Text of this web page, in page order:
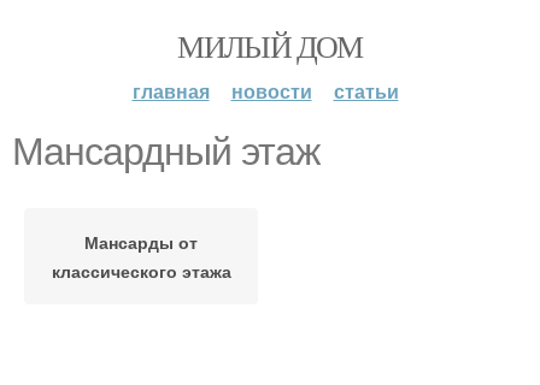
МИЛЫЙ ДОМ
главная новости статьи
Мансардный этаж
Мансарды от
классического этажа